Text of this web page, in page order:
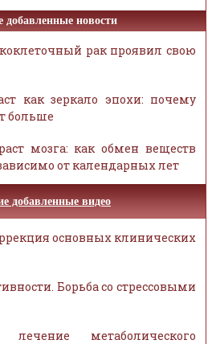
добавленные новости
рак проявил свою
как зеркало эпохи: почему
больше
мозга: как обмен веществ
от календарных лет
добавленные видео
основных клинических
Борьба со стрессовыми
лечение метаболического